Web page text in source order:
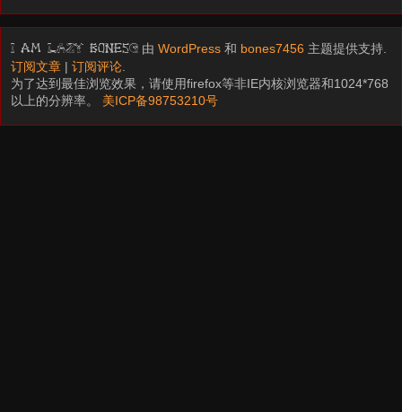
I am LAZY bones? 由WordPress 和 bones7456 主题提供支持.
订阅文章 |订阅评论.
为了达到最佳浏览效果，请使用firefox等非IE内核浏览器和1024*768
以上的分辨率。 美ICP备98753210号